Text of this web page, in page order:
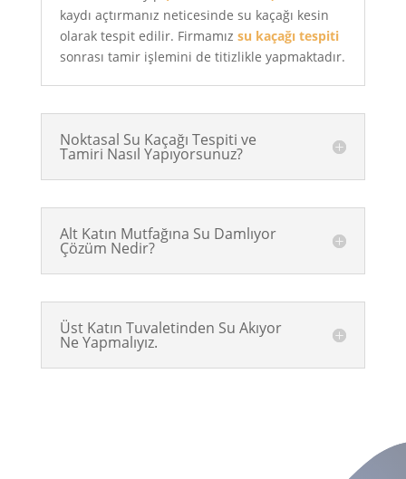
kaydı açtırmanız neticesinde su kaçağı kesin
olarak tespit edilir. Firmamız su kaçağı tespiti
sonrası tamir işlemini de titizlikle yapmaktadır.
Noktasal Su Kaçağı Tespiti ve
Tamiri Nasıl Yapıyorsunuz?
Alt Katın Mutfağına Su Damlıyor
Çözüm Nedir?
Üst Katın Tuvaletinden Su Akıyor
Ne Yapmalıyız.